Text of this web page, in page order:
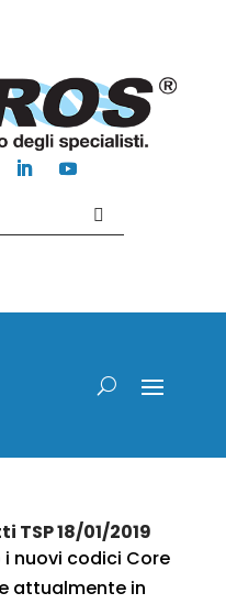
18/01/2019
nuovi codici Core
attualmente in